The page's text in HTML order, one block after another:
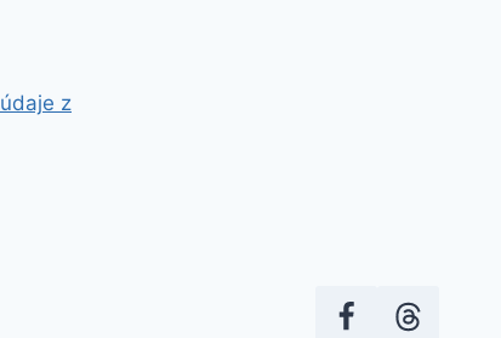
z